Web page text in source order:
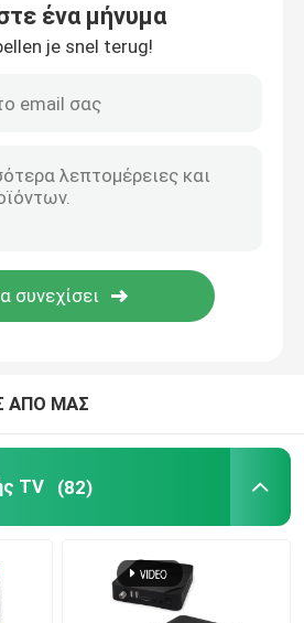
ένα μήνυμα
je snel terug!
ΑΠΟ ΜΑΣ
TV (82)